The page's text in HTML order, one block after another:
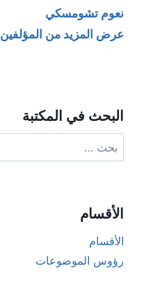
نعوم تشومسكي
عرض المزيد من المؤلفين
البحث في المكتبة
عن:
الأقسام
الأقسام
رؤوس الموضوعات